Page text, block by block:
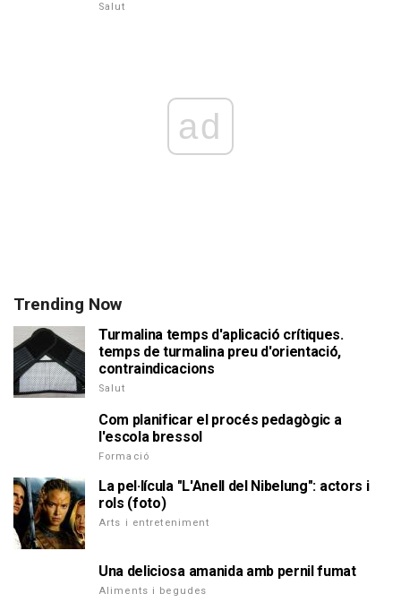
Salut
ad
Trending Now
Turmalina temps d'aplicació crítiques.
temps de turmalina preu d'orientació,
contraindicacions
Salut
Com planificar el procés pedagògic a
l'escola bressol
Formació
La pel·lícula "L'Anell del Nibelung": actors i
rols (foto)
Arts i entreteniment
Una deliciosa amanida amb pernil fumat
Aliments i begudes